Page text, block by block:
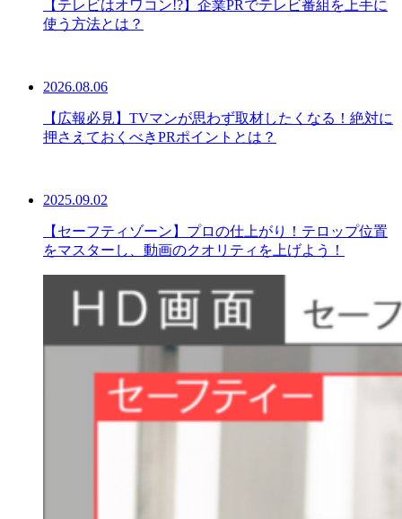
【テレビはオワコン!?】企業PRでテレビ番組を上手に
使う方法とは？
2026.08.06
【広報必見】TVマンが思わず取材したくなる！絶対に
押さえておくべきPRポイントとは？
2025.09.02
【セーフティゾーン】プロの仕上がり！テロップ位置
をマスターし、動画のクオリティを上げよう！